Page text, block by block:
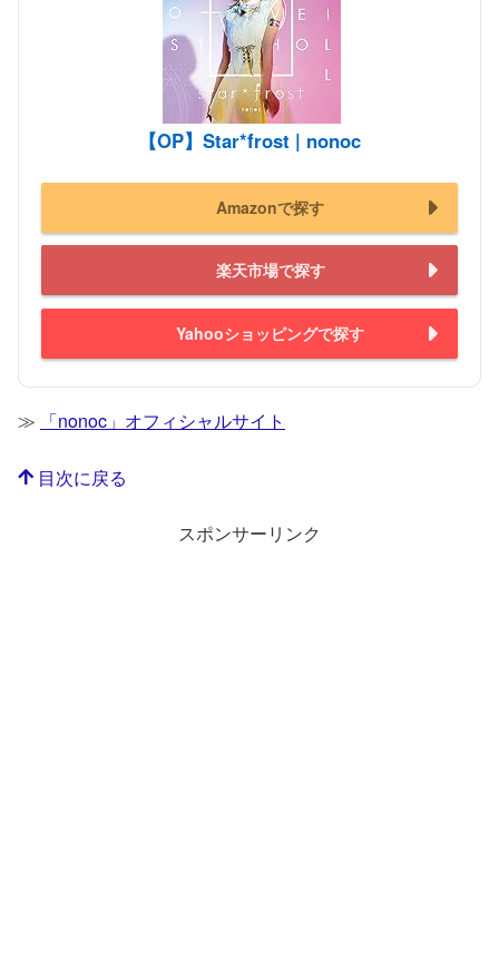
【OP】Star*frost | nonoc
Amazonで探す
楽天市場で探す
Yahooショッピングで探す
≫ 「nonoc」オフィシャルサイト
目次に戻る
スポンサーリンク